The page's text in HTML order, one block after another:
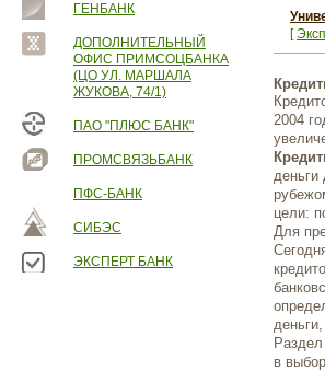
ГЕНБАНК
ДОПОЛНИТЕЛЬНЫЙ
ОФИС ПРИМСОЦБАНКА
(ЦО УЛ. МАРШАЛА
ЖУКОВА, 74/1)
ПАО "ПЛЮС БАНК"
ПРОМСВЯЗЬБАНК
ПФС-БАНК
СИБЭС
ЭКСПЕРТ БАНК
[
2004
деньги
цели:
Для
в